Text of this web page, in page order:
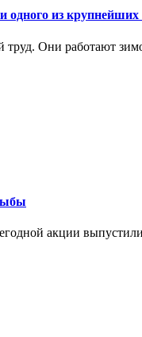
одного из
Они работают
акции